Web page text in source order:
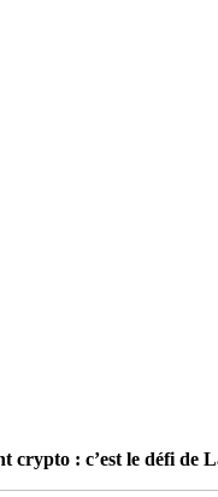
crypto : c’est le défi